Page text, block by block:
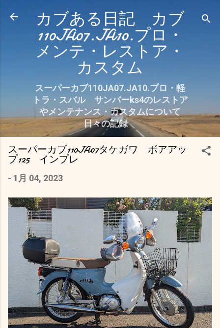
スキップしてメイン コンテンツに移動
カブある日記 カブ
110JA07.JA10.プロ・
メンテ・レストア・
カスタム
スーパーカブ110JA07.JA10.プロ・軽
トラ・スバル サンバーks4のレストア
やメンテナンス・カスタムについて
日々の記録
スーパーカブ110JA07タケガワ ボアアッ
プ125 インプレ
- 1月 04, 2023